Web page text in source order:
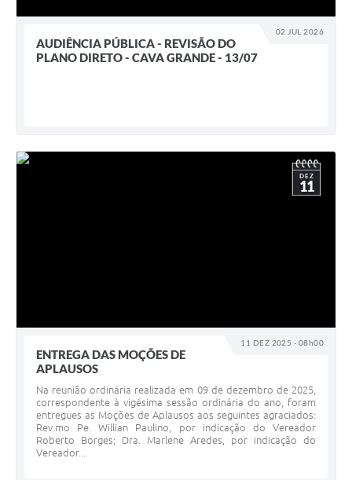
02 JUL 2026
AUDIÊNCIA PÚBLICA - REVISÃO DO
PLANO DIRETO - CAVA GRANDE - 13/07
11 DEZ 2025 - 08h00
DEZ
11
ENTREGA DAS MOÇÕES DE
APLAUSOS
Na reunião ordinária realizada em 09 de dezembro de 2025,
correspondente à vigésima sessão ordinária do ano, foram
entregues as Moções de Aplausos aos seguintes agraciados:
Rev.mo Pe. Willian Paulino, por indicação do Vereador
Roberto Borges; Dra. Marlene Aredes, por indicação do
Vereador...